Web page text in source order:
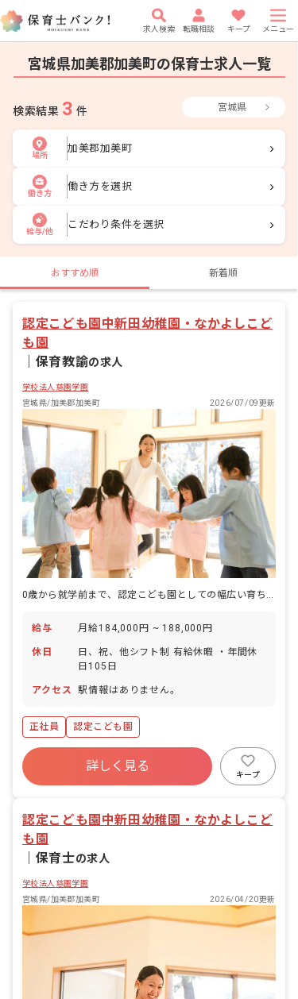
求人検索 転職相談 キープ メニュー
宮城県加美郡加美町の保育士求人一覧
検索結果 3 件 宮城県
場所
加美郡加美町
働き方
働き方を選択
給与/他
こだわり条件を選択
おすすめ順 新着順
認定こども園中新田幼稚園・なかよしこど
も園
保育教諭の求人
学校法人慈園学園
宮城県/加美郡加美町
2026/07/09更新
0歳から就学前まで、認定こども園としての幅広い育ちに関われる職場です。
給与 月給184,000円 ~ 188,000円
休日
日、祝、他シフト制 有給休暇 ・年間休
日105日
アクセス 駅情報はありません。
正社員 認定こども園
詳しく見る
キープ
認定こども園中新田幼稚園・なかよしこど
も園
保育士の求人
学校法人慈園学園
宮城県/加美郡加美町
2026/04/20更新